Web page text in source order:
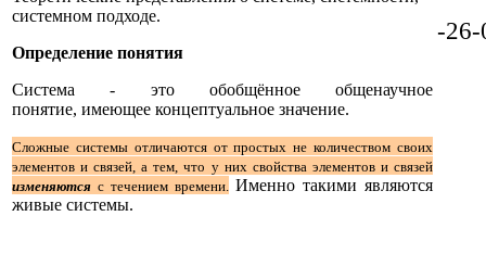
системном подходе.
Определение понятия
Система - это обобщённое общенаучное
понятие, имеющее концептуальное значение.
Сложные системы отличаются от простых не количеством своих
элементов и связей, а тем, что у них свойства элементов и связей
изменяются с течением времени. Именно такими являются
живые системы.
-26-